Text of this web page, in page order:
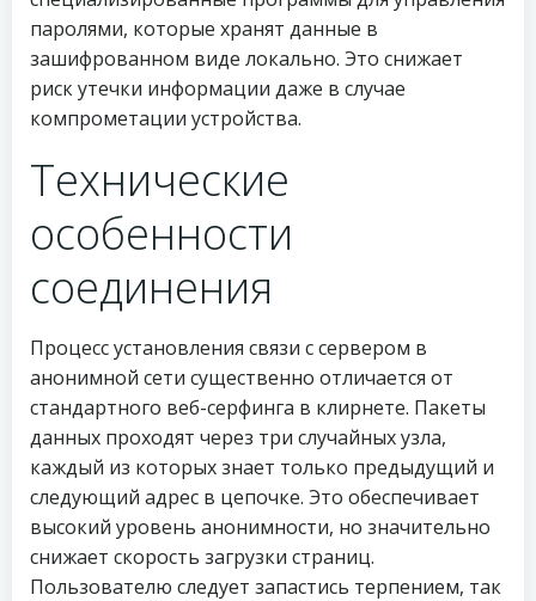
паролями, которые хранят данные в
зашифрованном виде локально. Это снижает
риск утечки информации даже в случае
компрометации устройства.
Технические
особенности
соединения
Процесс установления связи с сервером в
анонимной сети существенно отличается от
стандартного веб-серфинга в клирнете. Пакеты
данных проходят через три случайных узла,
каждый из которых знает только предыдущий и
следующий адрес в цепочке. Это обеспечивает
высокий уровень анонимности, но значительно
снижает скорость загрузки страниц.
Пользователю следует запастись терпением, так